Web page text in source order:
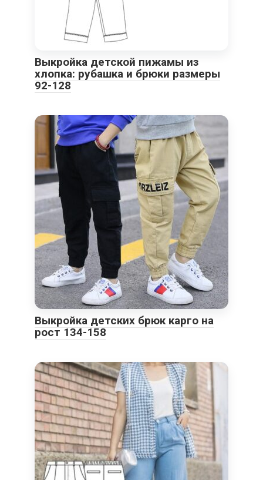
Выкройка детской пижамы из
хлопка: рубашка и брюки размеры
92-128
Выкройка детских брюк карго на
рост 134-158